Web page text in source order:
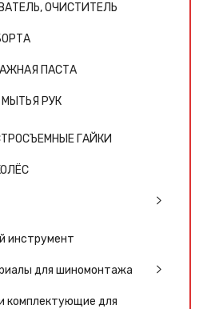
ОЧИСТИТЕЛЬ
ПАСТА
РУК
ГАЙКИ
инструмент
для шиномонтажа
комплектующие для